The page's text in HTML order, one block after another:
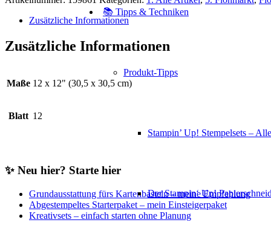
📚 Tipps & Techniken
Produkt-Tipps
Stampin’ Up! Stempelsets –
Der Stampin‘ Up!
Zusätzliche Informationen
Zusätzliche Informationen
Maße 12 x 12" (30,5 x 30,5 cm)
Blatt 12
✨ Neu hier? Starte hier
Grundausstattung fürs Kartenbasteln – meine Empfehlung
Abgestempeltes Starterpaket – mein Einsteigerpaket
Kreativsets – einfach starten ohne Planung